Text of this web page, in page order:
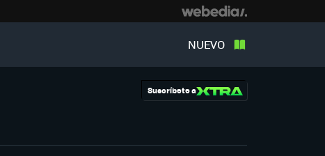
NUEVO
Suscríbete a